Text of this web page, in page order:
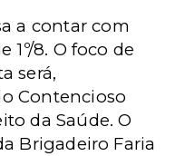
a contar com
1º/8. O foco de
será,
Contencioso
da Saúde. O
Brigadeiro Faria